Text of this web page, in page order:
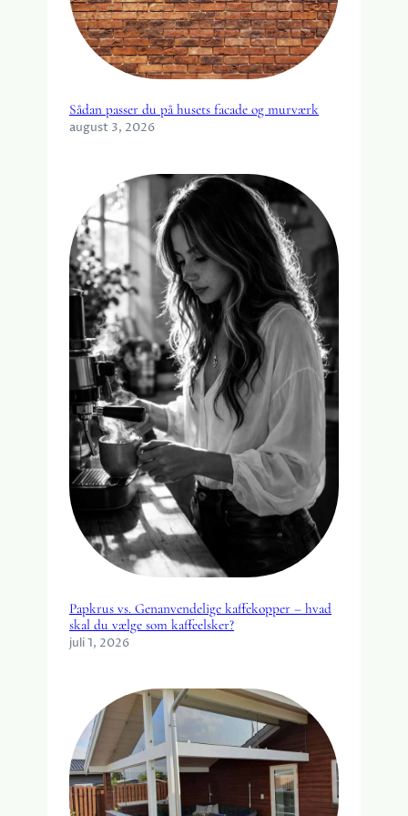
Sådan passer du på husets facade og murværk
august 3, 2026
Papkrus vs. Genanvendelige kaffekopper – hvad
skal du vælge som kaffeelsker?
juli 1, 2026